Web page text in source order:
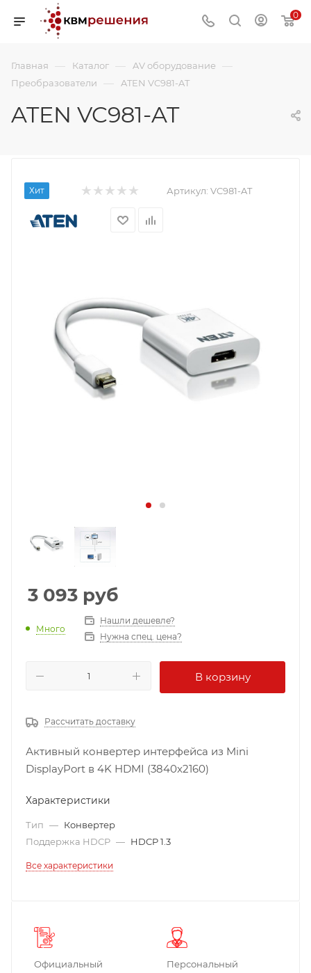
0
Главная — Каталог — AV оборудование —
Преобразователи — ATEN VC981-AT
ATEN VC981-AT
Хит Артикул: VC981-AT
3 093 руб
Много
Нашли дешевле?
Нужна спец. цена?
В корзину
Рассчитать доставку
Активный конвертер интерфейса из Mini
DisplayPort в 4K HDMI (3840x2160)
Характеристики
Тип — Конвертер
Поддержка HDCP — HDCP 1.3
Все характеристики
Официальный
Персональный